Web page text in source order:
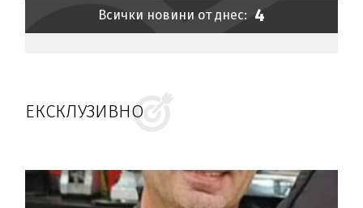
Всички новини от днес: 4
ЕКСКЛУЗИВНО